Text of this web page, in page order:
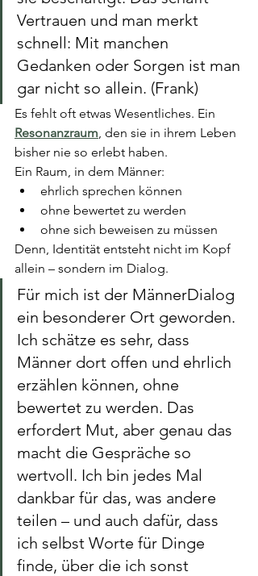
Vertrauen und man merkt
schnell: Mit manchen
Gedanken oder Sorgen ist man
gar nicht so allein. (Frank)
Es fehlt oft etwas Wesentliches. Ein
Resonanzraum, den sie in ihrem Leben
bisher nie so erlebt haben.
Ein Raum, in dem Männer:
ehrlich sprechen können
ohne bewertet zu werden
ohne sich beweisen zu müssen
Denn, Identität entsteht nicht im Kopf
allein – sondern im Dialog.
Für mich ist der MännerDialog
ein besonderer Ort geworden.
Ich schätze es sehr, dass
Männer dort offen und ehrlich
erzählen können, ohne
bewertet zu werden. Das
erfordert Mut, aber genau das
macht die Gespräche so
wertvoll. Ich bin jedes Mal
dankbar für das, was andere
teilen – und auch dafür, dass
ich selbst Worte für Dinge
finde, über die ich sonst